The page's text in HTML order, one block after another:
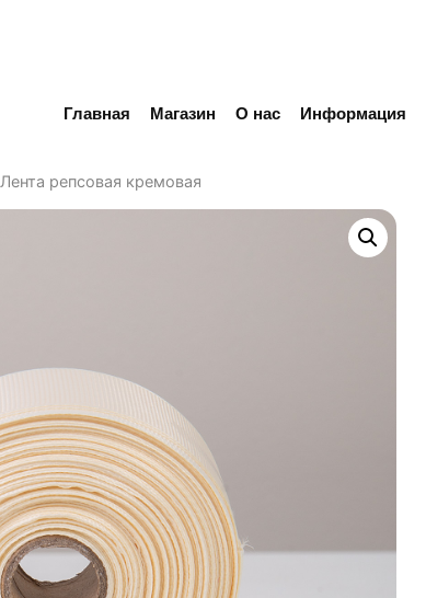
Главная Магазин О нас Информация
Лента репсовая кремовая